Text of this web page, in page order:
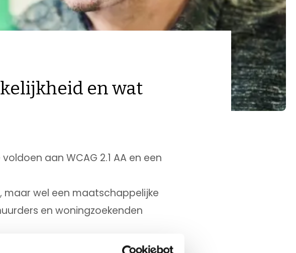
en wat
aan WCAG 2.1 AA en een
maar wel een maatschappelijke
en woningzoekenden
maar essentiële informatie en